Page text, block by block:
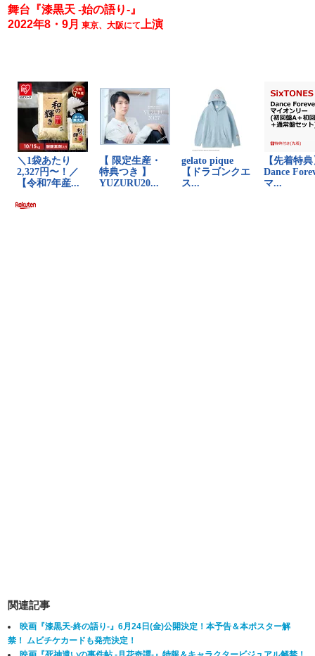
舞台『漆黒天 -始の語り-』
2022年8・9月 東京、大阪にて 上演
関連記事
映画『漆黒天-終の語り-』6月24日(金)公開決定！本予告＆本ポスター解
禁！ ムビチケカードも発売決定！